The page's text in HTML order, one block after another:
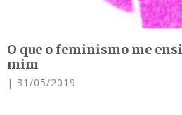
O que o feminismo me
mim
31/05/2019